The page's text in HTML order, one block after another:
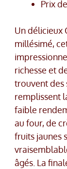
Prix
Un délicieux
millésimé,
richesse et
trouvent des
remplissent
faible
au four, de
fruits jaunes
âgés. La